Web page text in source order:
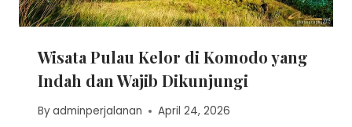
Wisata Pulau Kelor di Komodo yang
Indah dan Wajib Dikunjungi
Byadminperjalanan April 24, 2026